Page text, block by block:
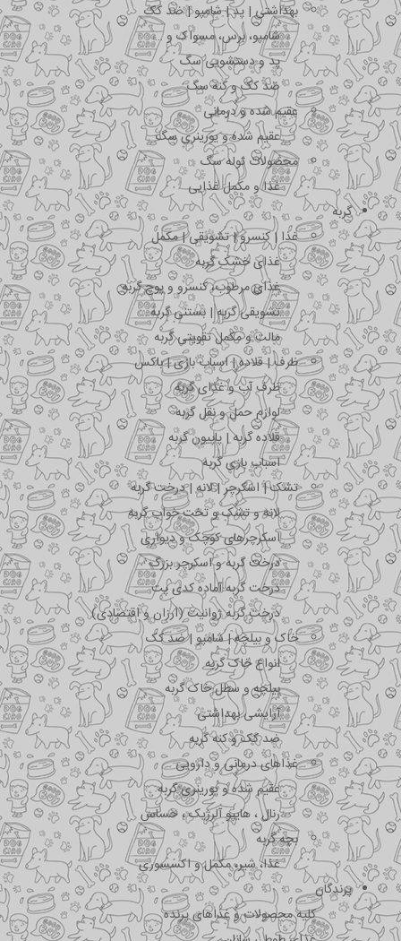
بهداشتی | پد | شامپو | ضد کک
شامپو، برس، مسواک و …
پد و دستشویی سگ
ضد کک و کنه سگ
عقیم شده و درمانی
عقیم شده و یورینری سگ
محصولات توله سگ
غذا و مکمل غذایی
گربه
غذا | کنسرو | تشویقی | مکمل
غذای خشک گربه
غذای مرطوب، کنسرو و پوچ گربه
تشویقی گربه | بستنی گربه
مالت و مکمل تقویتی گربه
ظرف | قلاده | اسباب بازی | باکس
ظرف آب و غذای گربه
لوازم حمل و نقل گربه
قلاده گربه | پاپیون گربه
اسباب بازی گربه
تشک | اسکرچر | لانه | درخت گربه
لانه و تشک و تخت خواب گربه
اسکرچرهای کوچک و دیواری
درخت گربه و اسکرچر بزرگ
درخت گربه آماده کدی پت
درخت گربه ژوانیت (ارزان و اقتصادی)
خاک و بیلچه | شامپو | ضد کک
انواع خاک گربه
بیلچه و سطل خاک گربه
آرایشی بهداشتی
ضد کک و کنه گربه
غذاهای درمانی و دارویی
عقیم شده و یورینری گربه
رنال ، هایپو آلرژیک ، حساس
بچه گربه
غذا، شیر، مکمل و اکسسوری
پرندگان
کلیه محصولات و غذاهای پرنده